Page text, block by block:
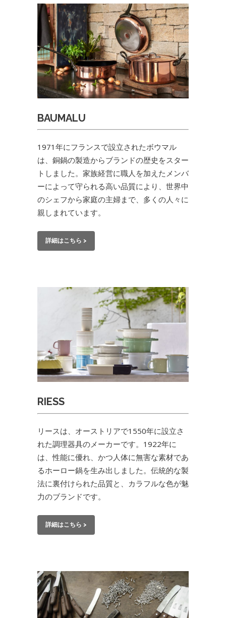
BAUMALU
1971年にフランスで設立されたボウマル
は、銅鍋の製造からブランドの歴史をスター
トしました。家族経営に職人を加えたメンバ
ーによって守られる高い品質により、世界中
のシェフから家庭の主婦まで、多くの人々に
親しまれています。
詳細はこちら >
RIESS
リースは、オーストリアで1550年に設立さ
れた調理器具のメーカーです。1922年に
は、性能に優れ、かつ人体に無害な素材であ
るホーロー鍋を生み出しました。伝統的な製
法に裏付けられた品質と、カラフルな色が魅
力のブランドです。
詳細はこちら >